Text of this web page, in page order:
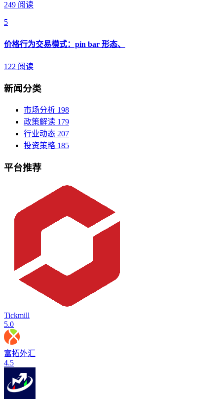
249 阅读
5
价格行为交易模式：pin bar 形态、
122 阅读
新闻分类
市场分析 198
政策解读 179
行业动态 207
投资策略 185
平台推荐
Tickmill
5.0
富拓外汇
4.5